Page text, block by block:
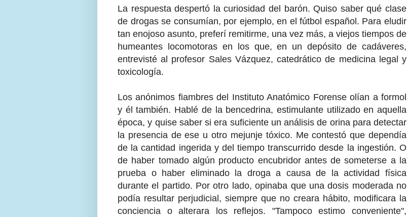
La respuesta despertó la curiosidad del barón. Quiso saber qué clase
de drogas se consumían, por ejemplo, en el fútbol español. Para eludir
tan enojoso asunto, preferí remitirme, una vez más, a viejos tiempos de
humeantes locomotoras en los que, en un depósito de cadáveres,
entrevisté al profesor Sales Vázquez, catedrático de medicina legal y
toxicología.
Los anónimos fiambres del Instituto Anatómico Forense olían a formol
y él también. Hablé de la bencedrina, estimulante utilizado en aquella
época, y quise saber si era suficiente un análisis de orina para detectar
la presencia de ese u otro mejunje tóxico. Me contestó que dependía
de la cantidad ingerida y del tiempo transcurrido desde la ingestión. O
de haber tomado algún producto encubridor antes de someterse a la
prueba o haber eliminado la droga a causa de la actividad física
durante el partido. Por otro lado, opinaba que una dosis moderada no
podía resultar perjudicial, siempre que no creara hábito, modificara la
conciencia o alterara los reflejos. "Tampoco estimo conveniente",